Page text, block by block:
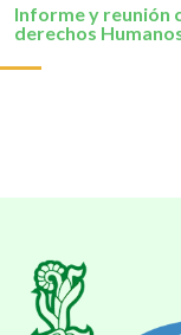
Informe y reunión
derechos